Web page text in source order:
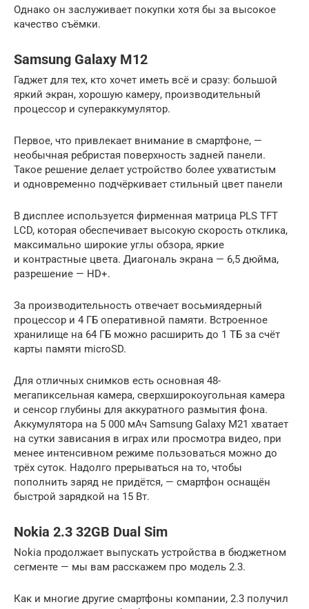
Однако он заслуживает покупки хотя бы за высокое
качество съёмки.
Samsung Galaxy M12
Гаджет для тех, кто хочет иметь всё и сразу: большой
яркий экран, хорошую камеру, производительный
процессор и супераккумулятор.
Первое, что привлекает внимание в смартфоне, —
необычная ребристая поверхность задней панели.
Такое решение делает устройство более ухватистым
и одновременно подчёркивает стильный цвет панели
В дисплее используется фирменная матрица PLS TFT
LCD, которая обеспечивает высокую скорость отклика,
максимально широкие углы обзора, яркие
и контрастные цвета. Диагональ экрана — 6,5 дюйма,
разрешение — HD+.
За производительность отвечает восьмиядерный
процессор и 4 ГБ оперативной памяти. Встроенное
хранилище на 64 ГБ можно расширить до 1 ТБ за счёт
карты памяти microSD.
Для отличных снимков есть основная 48-
мегапиксельная камера, сверхширокоугольная камера
и сенсор глубины для аккуратного размытия фона.
Аккумулятора на 5 000 мАч Samsung Galaxy М21 хватает
на сутки зависания в играх или просмотра видео, при
менее интенсивном режиме пользоваться можно до
трёх суток. Надолго прерываться на то, чтобы
пополнить заряд не придётся, — смартфон оснащён
быстрой зарядкой на 15 Вт.
Nokia 2.3 32GB Dual Sim
Nokia продолжает выпускать устройства в бюджетном
сегменте — мы вам расскажем про модель 2.3.
Как и многие другие смартфоны компании, 2.3 получил